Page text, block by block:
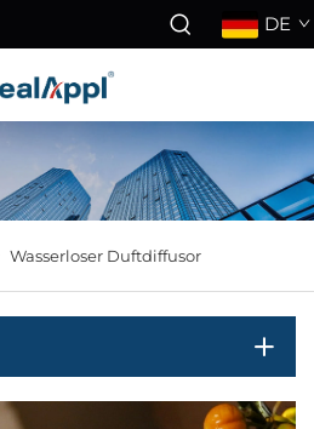
DE
Wasserloser Duftdiffusor